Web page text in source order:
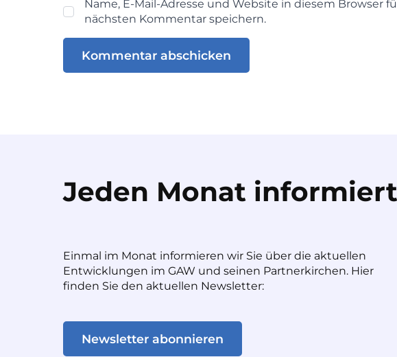
Name, E-Mail-Adresse und Website in diesem Browser
nächsten Kommentar speichern.
Jeden Monat informiert
Einmal im Monat informieren wir Sie über die aktuellen
Entwicklungen im GAW und seinen Partnerkirchen. Hier
finden Sie den aktuellen Newsletter:
Newsletter abonnieren